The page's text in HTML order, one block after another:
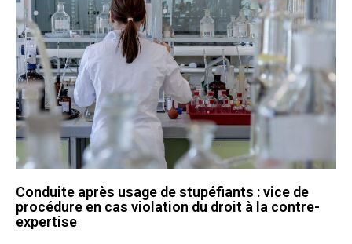
Conduite après usage de stupéfiants : vice de
procédure en cas violation du droit à la contre-
expertise